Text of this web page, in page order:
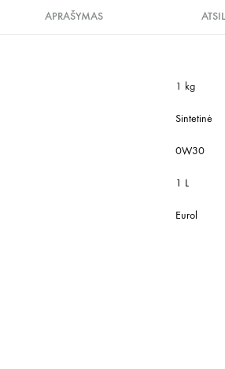
APRAŠYMAS
1 kg
Sintetinė
0W30
1 L
Eurol